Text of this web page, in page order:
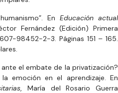
EnEducación actual
Fernández (Edición) Primera
98452-2-3. Páginas 151 – 165.
el embate de la privatización?
emoción en el aprendizaje. En
, María del Rosario Guerra